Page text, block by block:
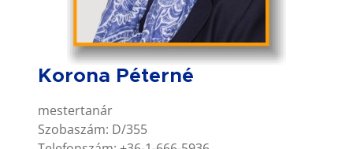
Korona Péterné
mestertanár
Szobaszám: D/355